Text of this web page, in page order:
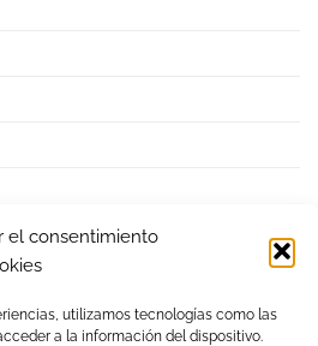
el consentimiento
utilizamos tecnologías como las
a la información del dispositivo.